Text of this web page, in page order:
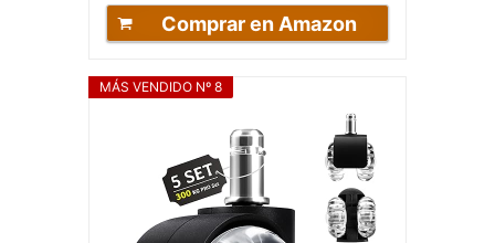
Comprar en Amazon
MÁS VENDIDO Nº 8